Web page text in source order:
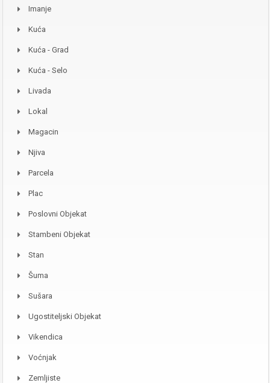
Imanje
Kuća
Kuća - Grad
Kuća - Selo
Livada
Lokal
Magacin
Njiva
Parcela
Plac
Poslovni Objekat
Stambeni Objekat
Stan
Šuma
Sušara
Ugostiteljski Objekat
Vikendica
Voćnjak
Zemljiste